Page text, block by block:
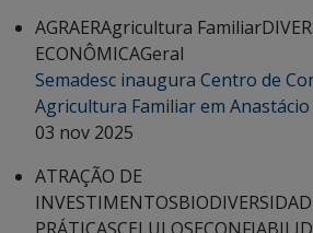
AGRAERAgricultura Familiar
ECONÔMICAGeral
Semadesc inaugura Centro de
Agricultura Familiar em Anastácio
03 nov 2025
ATRAÇÃO DE
INVESTIMENTOS